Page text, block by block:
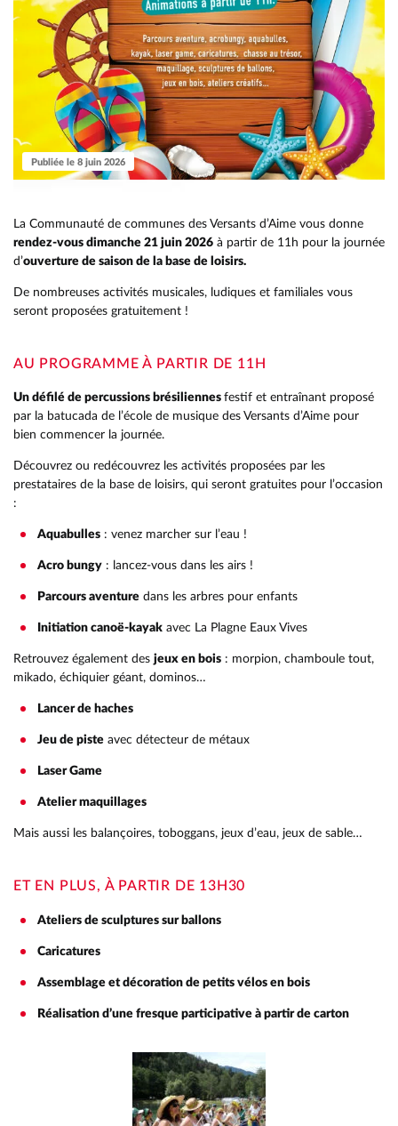
PRÉSENTATION
PROJET ÉDUCATIF
Publiée le 8 juin 2026
La Communauté de communes des Versants d’Aime vous donne
rendez-vous dimanche 21 juin 2026 à partir de 11h pour la journée
d’ouverture de saison de la base de loisirs.
De nombreuses activités musicales, ludiques et familiales vous
seront proposées gratuitement !
AU PROGRAMME À PARTIR DE 11H
Un défilé de percussions brésiliennes festif et entraînant proposé
par la batucada de l’école de musique des Versants d’Aime pour
bien commencer la journée.
Découvrez ou redécouvrez les activités proposées par les
prestataires de la base de loisirs, qui seront gratuites pour l’occasion
:
Aquabulles : venez marcher sur l’eau !
Acro bungy : lancez-vous dans les airs !
Parcours aventure dans les arbres pour enfants
Initiation canoë-kayak avec La Plagne Eaux Vives
Retrouvez également des jeux en bois : morpion, chamboule tout,
mikado, échiquier géant, dominos…
Lancer de haches
Jeu de piste avec détecteur de métaux
Laser Game
Atelier maquillages
Mais aussi les balançoires, toboggans, jeux d’eau, jeux de sable…
ET EN PLUS, À PARTIR DE 13H30
Ateliers de sculptures sur ballons
Caricatures
Assemblage et décoration de petits vélos en bois
Réalisation d’une fresque participative à partir de carton
PASSER LA GALERIE